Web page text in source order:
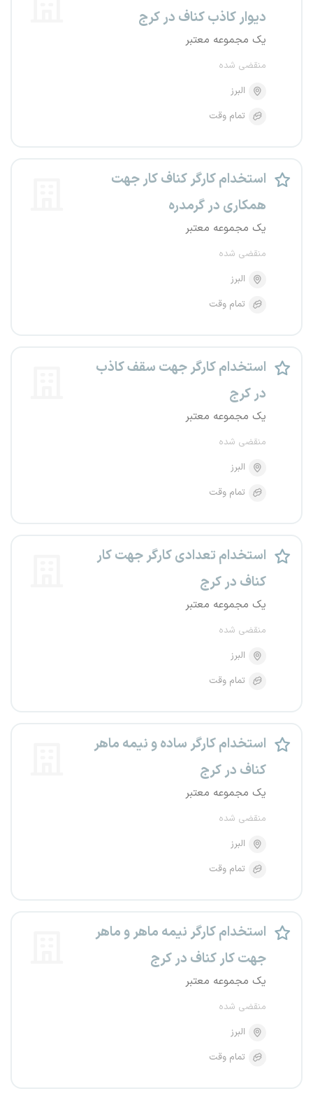
دیوار کاذب کناف در کرج
یک مجموعه معتبر
منقضی شده
البرز
تمام وقت
استخدام کارگر کناف کار جهت
همکاری در گرمدره
یک مجموعه معتبر
منقضی شده
البرز
تمام وقت
استخدام کارگر جهت سقف کاذب
در کرج
یک مجموعه معتبر
منقضی شده
البرز
تمام وقت
استخدام تعدادی کارگر جهت کار
کناف در کرج
یک مجموعه معتبر
منقضی شده
البرز
تمام وقت
استخدام کارگر ساده و نیمه ماهر
کناف در کرج
یک مجموعه معتبر
منقضی شده
البرز
تمام وقت
استخدام کارگر نیمه ماهر و ماهر
جهت کار کناف در کرج
یک مجموعه معتبر
منقضی شده
البرز
تمام وقت